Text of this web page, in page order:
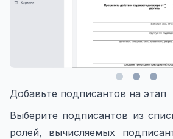
Добавьте подписантов на этап
Выберите подписантов из
ролей, вычисляемых